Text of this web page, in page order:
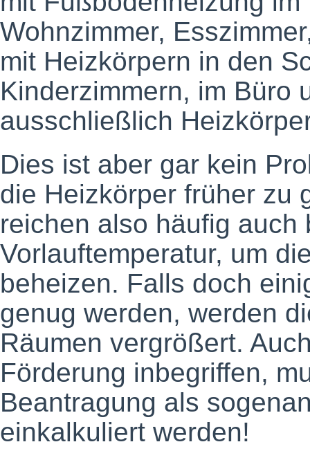
Wohnzimmer,
mit Heizkörpern in den
Kinderzimmern, im Büro
ausschließlich
Dies ist aber gar kein
die Heizkörper früher zu
reichen also häufig auch
Vorlauftemperatur, um
beheizen. Falls doch
genug werden, werden
Räumen vergrößert.
Förderung inbegriffen,
Beantragung als
einkalkuliert werden!